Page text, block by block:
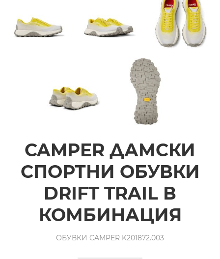
CAMPER ДАМСКИ
СПОРТНИ ОБУВКИ
DRIFT TRAIL В
КОМБИНАЦИЯ
ОБУВКИ CAMPER K201872.003